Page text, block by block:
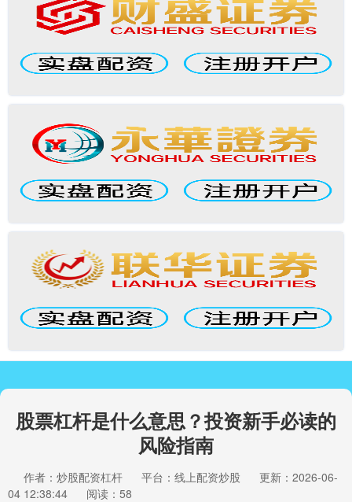
股票杠杆是什么意思？投资新手必读的
风险指南
作者：炒股配资杠杆 平台：线上配资炒股
更新：2026-06-
04 12:38:44
阅读：58